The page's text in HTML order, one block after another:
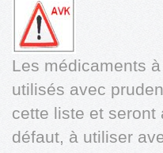
Les médicaments
utilisés avec
cette liste et seront
défaut, à utiliser